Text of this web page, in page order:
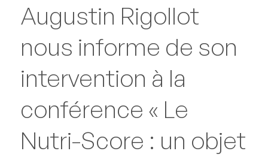
Augustin Rigollot
nous informe de son
intervention à la
conférence « Le
Nutri-Score : un objet